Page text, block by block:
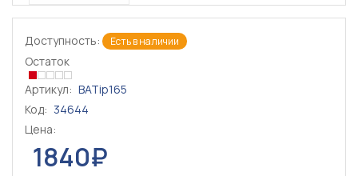
Доступность: Есть в наличии
Остаток
Артикул: BATip165
Код: 34644
Цена:
1840₽